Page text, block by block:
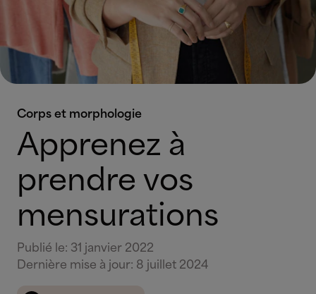
Corps et morphologie
Apprenez à
prendre vos
mensurations
Publié le: 31 janvier 2022
Dernière mise à jour: 8 juillet 2024